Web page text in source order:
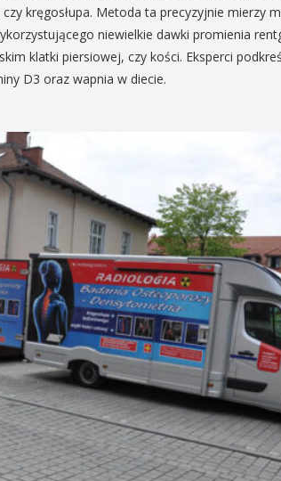
kręgosłupa. Metoda ta precyzyjnie mierzy
niewielkie dawki promienia
klatki piersiowej, czy kości. Eksperci
D3 oraz wapnia w diecie.